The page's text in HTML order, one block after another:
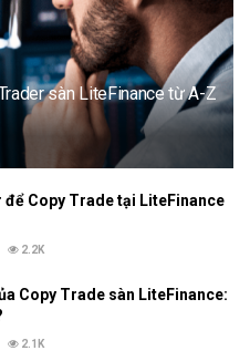
sàn LiteFinance từ A-Z
để Copy Trade tại LiteFinance
2.2K
Copy Trade sàn LiteFinance:
2.1K